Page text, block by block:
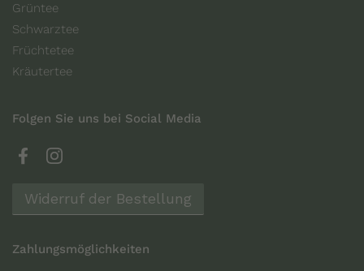
Grüntee
Schwarztee
Früchtetee
Kräutertee
Folgen Sie uns bei Social Media
FacebookInstagram
Widerruf der Bestellung
Zahlungsmöglichkeiten